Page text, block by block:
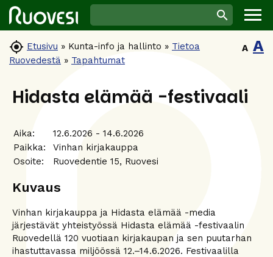
 Etusivu » Kunta-info ja hallinto » Tietoa
Ruovedestä » Tapahtumat
A A
Hidasta elämää -festivaali
Aika:
12.6.2026 - 14.6.2026
Paikka:
Vinhan kirjakauppa
Osoite:
Ruovedentie 15, Ruovesi
Kuvaus
Vinhan kirjakauppa ja Hidasta elämää -media
järjestävät yhteistyössä Hidasta elämää -festivaalin
Ruovedellä 120 vuotiaan kirjakaupan ja sen puutarhan
ihastuttavassa miljöössä 12.–14.6.2026. Festivaalilla